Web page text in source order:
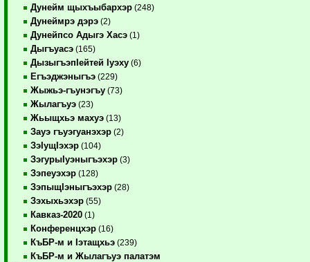
Дунейм щыхъыбархэр (248)
Дунеймрэ дэрэ (2)
Дунейпсо Адыгэ Хасэ (1)
Дыгъуасэ (165)
ДызыгъэпIейтей Iуэху (6)
Егъэджэныгъэ (229)
Жыжьэ-гъунэгъу (73)
Жылагъуэ (23)
Жьыщхьэ махуэ (13)
Зауэ гъуэгуанэхэр (2)
ЗэIущIэхэр (104)
ЗэгурыIуэныгъэхэр (3)
Зэпеуэхэр (128)
ЗэпыщIэныгъэхэр (28)
Зэхыхьэхэр (55)
Кавказ-2020 (1)
Конференцхэр (16)
КъБР-м и Iэтащхьэ (239)
КъБР-м и Жылагъуэ палатэм